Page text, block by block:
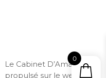
Le Cabinet D’Amateur –
propulsé sur le web par
0